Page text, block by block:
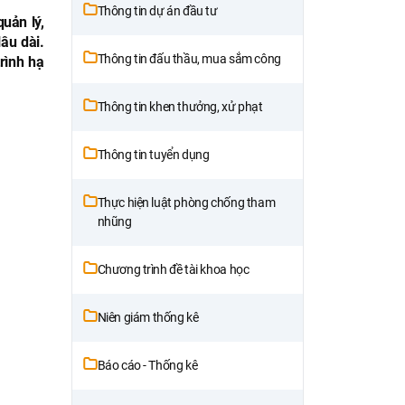
lý,
dài.
hạ
Thông tin dự án đầu tư
Thông tin đấu thầu, mua sắm công
Thông tin khen thưởng, xử phạt
Thông tin tuyển dụng
Thực hiện luật phòng chống tham
nhũng
Chương trình đề tài khoa học
Niên giám thống kê
Báo cáo - Thống kê